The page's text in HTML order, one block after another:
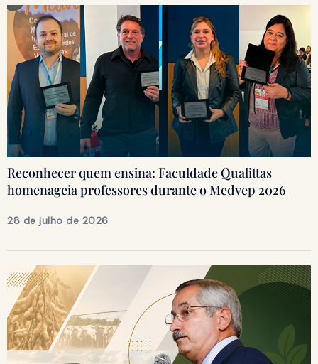
Reconhecer quem ensina: Faculdade Qualittas
homenageia professores durante o Medvep 2026
28 de julho de 2026